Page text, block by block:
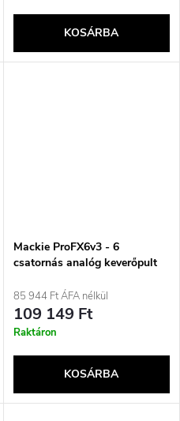
KOSÁRBA
Mackie ProFX6v3 - 6
csatornás analóg keverőpult
85 944 Ft ÁFA nélkül
109 149 Ft
Raktáron
KOSÁRBA